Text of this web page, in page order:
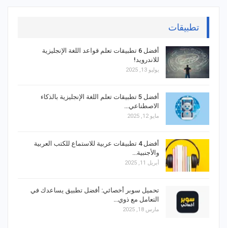
تطبيقات
أفضل 6 تطبيقات تعلم قواعد اللغة الإنجليزية
للاندرويد!
يوليو 13, 2025
أفضل 5 تطبيقات تعلم اللغة الإنجليزية بالذكاء
الاصطناعي…
مايو 12, 2025
أفضل 4 تطبيقات عربية للاستماع للكتب العربية
والأجنبية…
أبريل 11, 2025
تحميل سوبر أخصائي: أفضل تطبيق يساعدك في
التعامل مع ذوي…
مارس 18, 2025